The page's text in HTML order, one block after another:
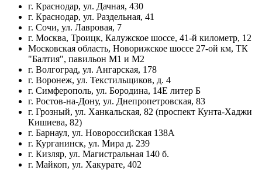
г. Краснодар, ул. Дачная, 430
г. Краснодар, ул. Раздельная, 41
г. Сочи, ул. Лавровая, 7
г. Москва, Троицк, Калужское шоссе, 41-й километр, 12
Московская область, Новорижское шоссе 27-ой км, ТК
"Балтия", павильон М1 и М2
г. Волгоград, ул. Ангарская, 178
г. Воронеж, ул. Текстильщиков, д. 4
г. Симферополь, ул. Бородина, 14Е литер Б
г. Ростов-на-Дону, ул. Днепропетровская, 83
г. Грозный, ул. Ханкальская, 82 (проспект Кунта-Хаджи
Кишиева, 82)
г. Барнаул, ул. Новороссийская 138А
г. Курганинск, ул. Мира д. 239
г. Кизляр, ул. Магистральная 140 б.
г. Майкоп, ул. Хакурате, 402